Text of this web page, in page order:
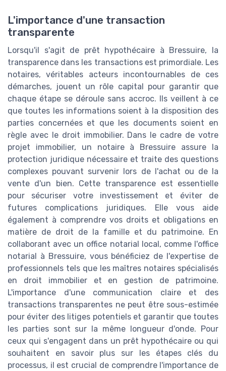
L'importance d'une transaction
transparente
Lorsqu'il s'agit de prêt hypothécaire à Bressuire, la
transparence dans les transactions est primordiale. Les
notaires, véritables acteurs incontournables de ces
démarches, jouent un rôle capital pour garantir que
chaque étape se déroule sans accroc. Ils veillent à ce
que toutes les informations soient à la disposition des
parties concernées et que les documents soient en
règle avec le droit immobilier. Dans le cadre de votre
projet immobilier, un notaire à Bressuire assure la
protection juridique nécessaire et traite des questions
complexes pouvant survenir lors de l'achat ou de la
vente d'un bien. Cette transparence est essentielle
pour sécuriser votre investissement et éviter de
futures complications juridiques. Elle vous aide
également à comprendre vos droits et obligations en
matière de droit de la famille et du patrimoine. En
collaborant avec un office notarial local, comme l'office
notarial à Bressuire, vous bénéficiez de l'expertise de
professionnels tels que les maîtres notaires spécialisés
en droit immobilier et en gestion de patrimoine.
L'importance d'une communication claire et des
transactions transparentes ne peut être sous-estimée
pour éviter des litiges potentiels et garantir que toutes
les parties sont sur la même longueur d'onde. Pour
ceux qui s'engagent dans un prêt hypothécaire ou qui
souhaitent en savoir plus sur les étapes clés du
processus, il est crucial de comprendre l'importance de